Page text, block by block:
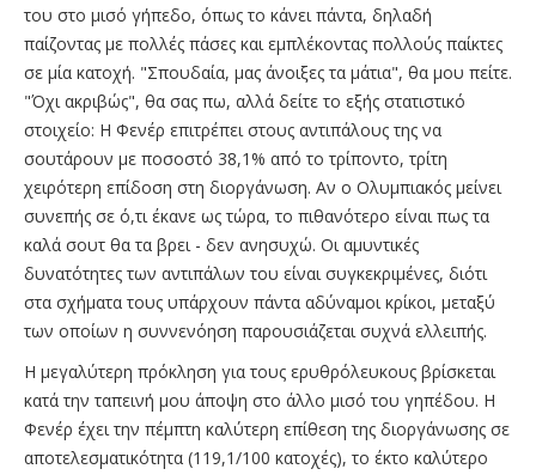
του στο μισό γήπεδο, όπως το κάνει πάντα, δηλαδή
παίζοντας με πολλές πάσες και εμπλέκοντας πολλούς παίκτες
σε μία κατοχή. "Σπουδαία, μας άνοιξες τα μάτια", θα μου πείτε.
"Όχι ακριβώς", θα σας πω, αλλά δείτε το εξής στατιστικό
στοιχείο: Η Φενέρ επιτρέπει στους αντιπάλους της να
σουτάρουν με ποσοστό 38,1% από το τρίποντο, τρίτη
χειρότερη επίδοση στη διοργάνωση. Αν ο Ολυμπιακός μείνει
συνεπής σε ό,τι έκανε ως τώρα, το πιθανότερο είναι πως τα
καλά σουτ θα τα βρει - δεν ανησυχώ. Οι αμυντικές
δυνατότητες των αντιπάλων του είναι συγκεκριμένες, διότι
στα σχήματα τους υπάρχουν πάντα αδύναμοι κρίκοι, μεταξύ
των οποίων η συννενόηση παρουσιάζεται συχνά ελλειπής.
Η μεγαλύτερη πρόκληση για τους ερυθρόλευκους βρίσκεται
κατά την ταπεινή μου άποψη στο άλλο μισό του γηπέδου. Η
Φενέρ έχει την πέμπτη καλύτερη επίθεση της διοργάνωσης σε
αποτελεσματικότητα (119,1/100 κατοχές), το έκτο καλύτερο